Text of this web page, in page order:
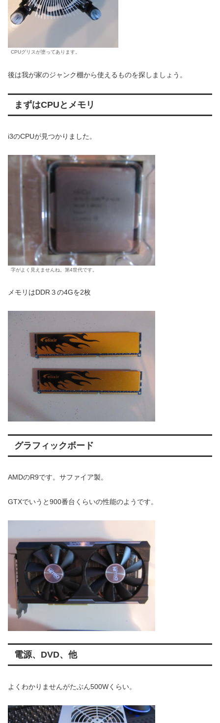
CPUグリスが塗ってあります。
後は我が家のジャンク棚から使えるものを探しましょう。
まずはCPUとメモリ
i3のCPUが見つかりました。
字がよく見えませんね。第4世代です。
メモリはDDR３の4Gを2枚
グラフィックボード
AMDのR9です。サファイア製。
GTXでいうと900番台くらいの性能のようです。
電源、DVD、他
よくわかりませんがたぶん500Wくらい。